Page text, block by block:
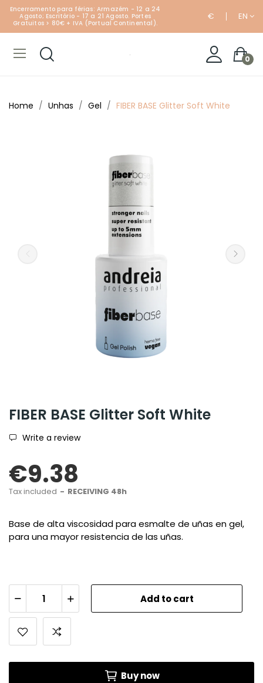
Encerramento para férias: Armazém - 12 a 24
Agosto; Escritório - 17 a 21 Agosto. Portes
Gratuitos > 80€ + IVA (Portual Continental).
€ EN
0
Home Unhas Gel FIBER BASE Glitter Soft White
FIBER BASE Glitter Soft White
Write a review
€9.38
Tax included RECEIVING 48h
Base de alta viscosidad para esmalte de uñas en gel,
para una mayor resistencia de las uñas.
Add to cart
Buy now